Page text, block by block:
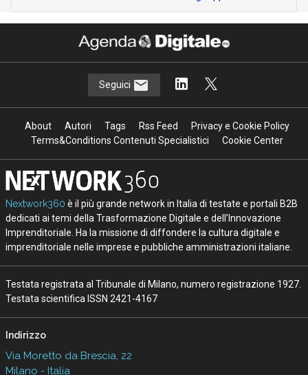
Seguici
About Autori Tags Rss Feed
Privacy e Cookie Policy
Terms&Conditions Contenuti Specialistici
Cookie Center
Nextwork360 è il più grande network in Italia di testate e portali B2B
dedicati ai temi della Trasformazione Digitale e dell’Innovazione
Imprenditoriale. Ha la missione di diffondere la cultura digitale e
imprenditoriale nelle imprese e pubbliche amministrazioni italiane.
Testata registrata al Tribunale di Milano, numero registrazione 1927.
Testata scientifica ISSN 2421-4167
Indirizzo
Via Moretto da Brescia, 22
Milano - Italia